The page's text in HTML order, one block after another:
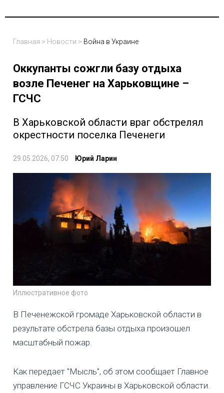
Главная > Новости > Война в Украине
Оккупанты сожгли базу отдыха
возле Печенег на Харьковщине –
ГСЧС
В Харьковской области враг обстрелял
окрестности поселка Печенеги
29.05.2026, 07:50 Юрий Ларин
Иллюстративное фото
В Печенежской громаде Харьковской области в
результате обстрела базы отдыха произошел
масштабный пожар.
Как передает "Мысль", об этом сообщает Главное
управление ГСЧС Украины в Харьковской области.